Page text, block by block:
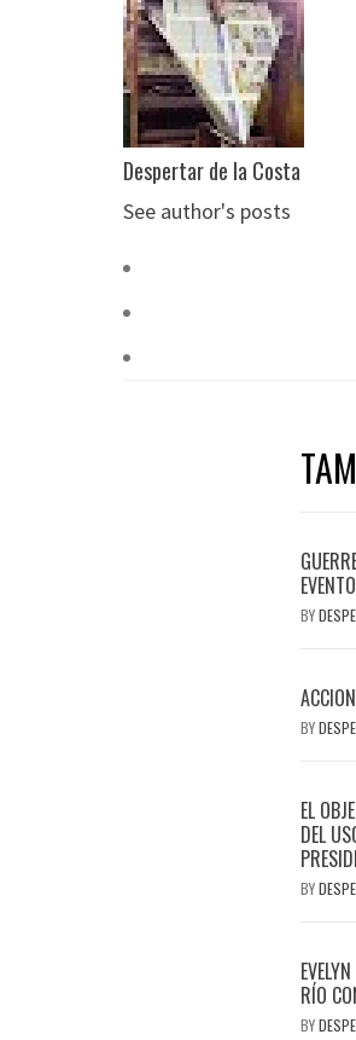
Despertar de la Costa
See author's posts
BY
BY
EL
DEL
BY
RÍO
BY